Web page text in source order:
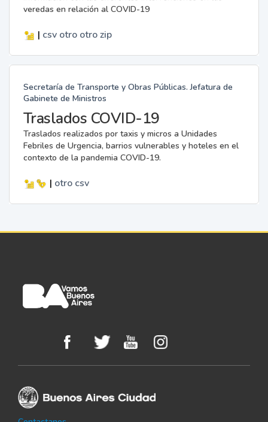
veredas en relación al COVID-19
| csv otro otro zip
Secretaría de Transporte y Obras Públicas. Jefatura de
Gabinete de Ministros
Traslados COVID-19
Traslados realizados por taxis y micros a Unidades
Febriles de Urgencia, barrios vulnerables y hoteles en el
contexto de la pandemia COVID-19.
| otro csv